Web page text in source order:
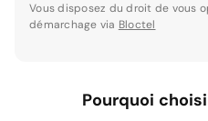
Vous disposez du droit de vous
démarchage via Bloctel
Pourquoi